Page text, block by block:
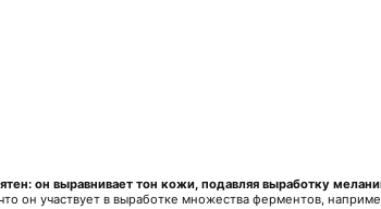
он выравнивает тон кожи, подавляя выработку
он участвует в выработке множества ферментов,